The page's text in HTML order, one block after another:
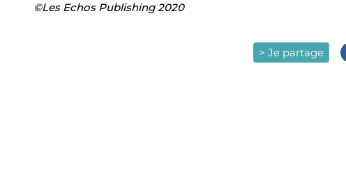
©Les Echos Publishing 2020
> Je partage